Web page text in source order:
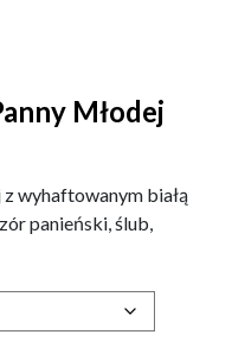
Młodej
wyhaftowanym białą
panieński, ślub,